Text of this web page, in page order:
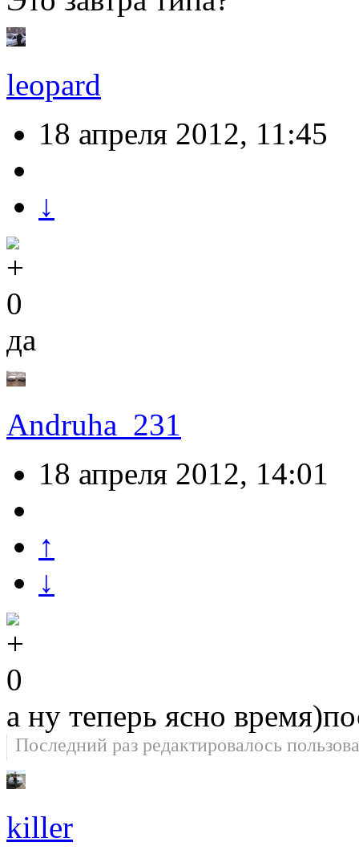
leopard
18 апреля 2012, 11:45
↓
0
да
Andruha_231
18 апреля 2012, 14:01
↑
↓
0
а ну теперь ясно
Последний раз редактировалось
killer